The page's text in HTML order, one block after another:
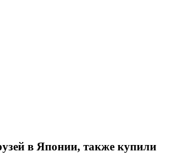
в Японии, также купили